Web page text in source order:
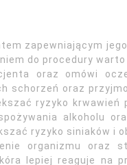
zapewniającym
do procedury
oraz omówi
schorzeń oraz
ryzyko krwawień
alkoholu
ryzyko siniaków i
organizmu oraz
lepiej reaguje na